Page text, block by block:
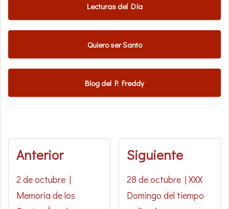
Lecturas del Día
Quiero ser Santo
Blog del P. Freddy
Anterior
2 de octubre |
Memoria de los
Siguiente
28 de octubre | XXX
Domingo del tiempo